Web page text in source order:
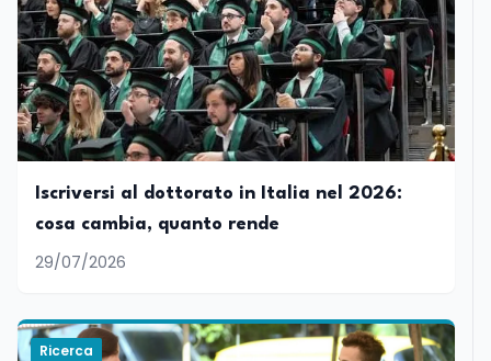
Iscriversi al dottorato in Italia nel 2026:
cosa cambia, quanto rende
29/07/2026
Ricerca